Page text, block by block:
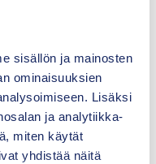
sisällön ja mainosten
ominaisuuksien
Lisäksi
ja analytiikka-
miten käytät
yhdistää näitä